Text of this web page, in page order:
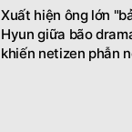
Xuất hiện ông lớn
Hyun giữa bão
khiến netizen phẫn